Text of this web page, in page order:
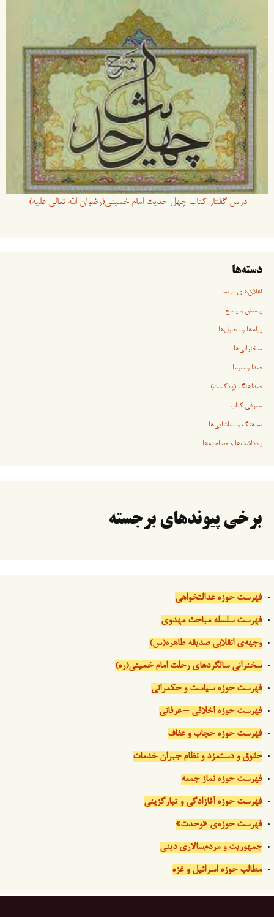
درس گفتار کتاب چهل حدیث امام خمینی(رضوان الله تعالی علیه)
دسته‌ها
اعلان‌های تارنما
پرسش و پاسخ
پیام‌ها و تحلیل‌ها
سخنرانی‏‏‌ها
صدا و سیما
صداهنگ (پادکست)
معرفی کتاب
نماهنگ و تماشایی‌ها
یادداشت‌ها و مصاحبه‌ها
برخی پیوندهای برجسته
فهرست حوزه عدالتخواهی
فهرست سلسله مباحث مهدوی
وجهه‌ی انقلابی صدیقه طاهره(س)
سخنرانی سالگردهای رحلت امام خمینی(ره)
فهرست حوزه سیاست و حکمرانی
فهرست حوزه اخلاقی – عرفانی
فهرست حوزه حجاب و عفاف
حقوق و دستمزد و نظام جبران خدمات
فهرست حوزه نماز جمعه
فهرست حوزه آقازادگی و تبارگزینی
فهرست حوزه‌ی «وحدت»
جمهوریت و مردم‌سالاری دینی
مطالب حوزه اسرائیل و غزه